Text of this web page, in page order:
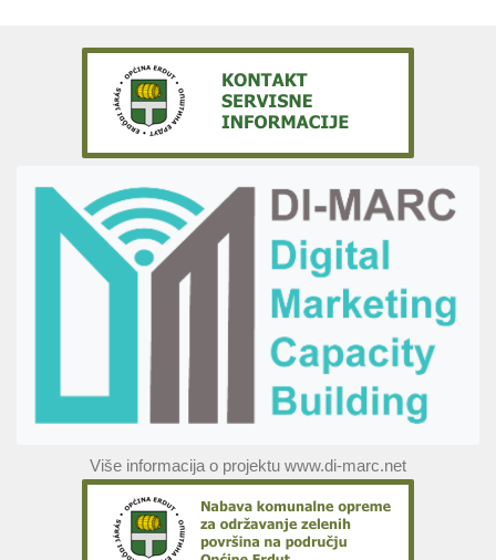
Više informacija o projektu www.di-marc.net